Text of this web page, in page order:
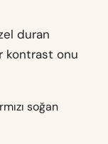
duran
kontrast onu
soğan